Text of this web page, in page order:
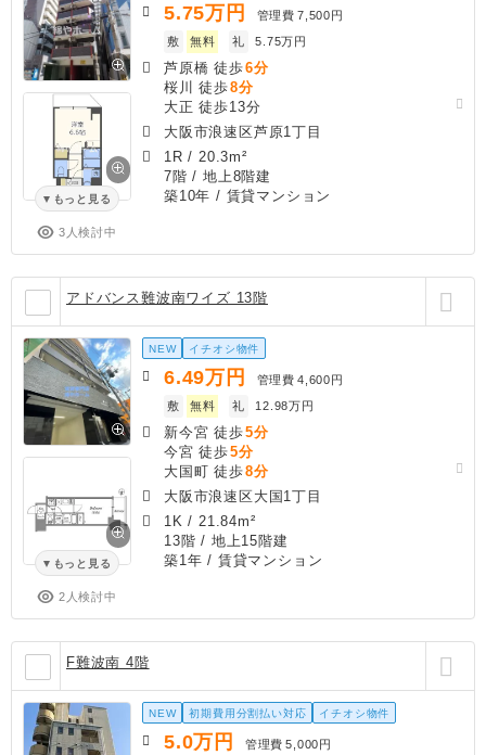
もっと見る
3人検討中
5.75万円 管理費 7,500円
敷
無料 礼 5.75万円
芦原橋 徒歩6分
桜川 徒歩8分
大正 徒歩13分
大阪市浪速区芦原1丁目
1R / 20.3m²
7階 / 地上8階建
築10年 / 賃貸マンション
アドバンス難波南ワイズ 13階
もっと見る
2人検討中
NEW イチオシ物件
6.49万円 管理費 4,600円
敷
無料 礼 12.98万円
新今宮 徒歩5分
今宮 徒歩5分
大国町 徒歩8分
大阪市浪速区大国1丁目
1K / 21.84m²
13階 / 地上15階建
築1年 / 賃貸マンション
F難波南 4階
NEW 初期費用分割払い対応 イチオシ物件
5.0万円 管理費 5,000円